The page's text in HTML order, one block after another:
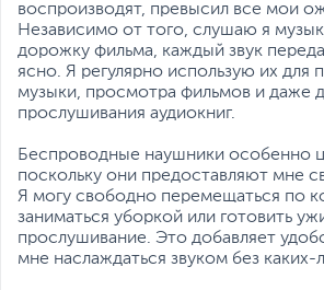
воспроизводят, превысил все мои
Независимо от того, слушаю я
дорожку фильма, каждый звук
ясно. Я регулярно использую их для
музыки, просмотра фильмов и даже
прослушивания аудиокниг.
Беспроводные наушники особенно
поскольку они предоставляют мне
Я могу свободно перемещаться по
заниматься уборкой или готовить
прослушивание. Это добавляет
мне наслаждаться звуком без каких-